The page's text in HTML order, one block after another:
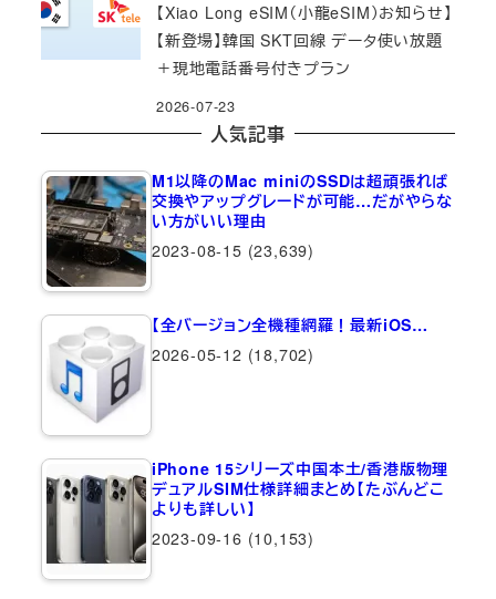
【Xiao Long eSIM（小龍eSIM）お知らせ】
【新登場】韓国 SKT回線 データ使い放題
＋現地電話番号付きプラン
2026-07-23
人気記事
M1以降のMac miniのSSDは超頑張れば
交換やアップグレードが可能…だがやらな
い方がいい理由
2023-08-15 (23,639)
【全バージョン全機種網羅！最新iOS…
2026-05-12 (18,702)
iPhone 15シリーズ中国本土/香港版物理
デュアルSIM仕様詳細まとめ【たぶんどこ
よりも詳しい】
2023-09-16 (10,153)